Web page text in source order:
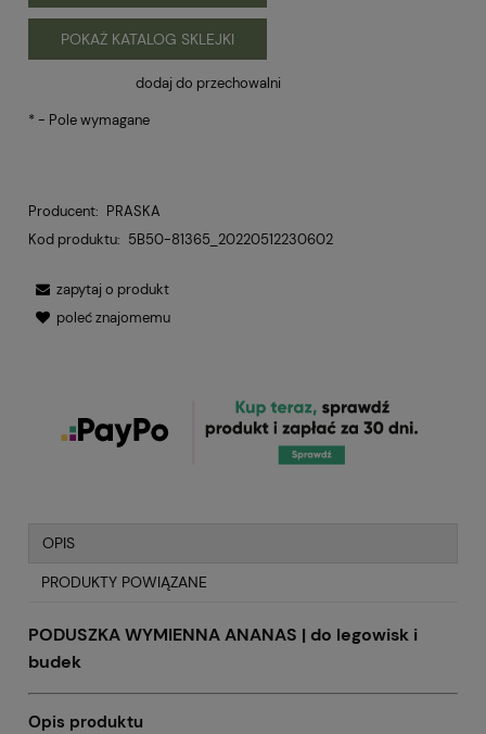
POKAŻ KATALOG SKLEJKI
dodaj do przechowalni
*- Pole wymagane
Producent: PRASKA
Kod produktu: 5B50-81365_20220512230602
zapytaj o produkt
poleć znajomemu
OPIS
PRODUKTY POWIĄZANE
PODUSZKA WYMIENNA ANANAS | do legowisk i
budek
Opis produktu